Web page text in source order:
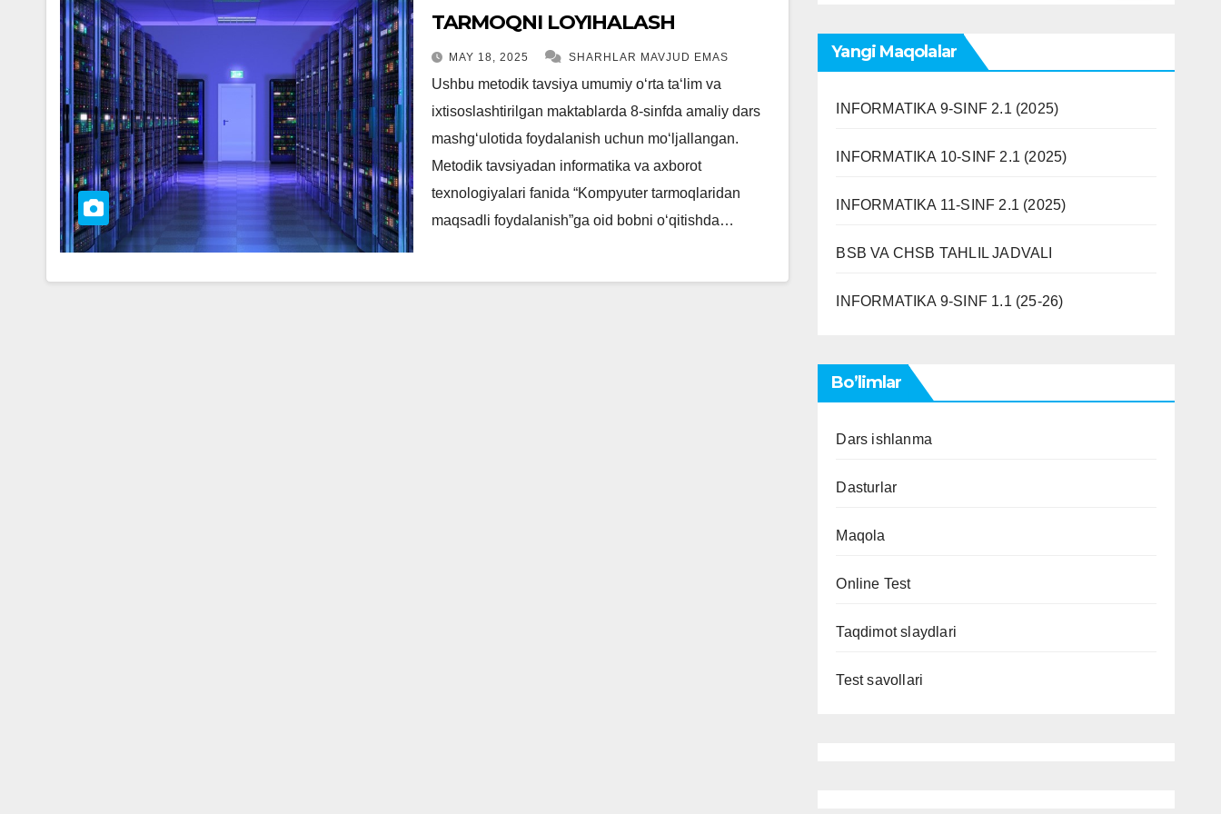
TARMOQNI LOYIHALASH
MAY 18, 2025 SHARHLAR MAVJUD EMAS
Ushbu metodik tavsiya umumiy oʻrta taʻlim va
ixtisoslashtirilgan maktablarda 8-sinfda amaliy dars
mashgʻulotida foydalanish uchun moʻljallangan.
Metodik tavsiyadan informatika va axborot
texnologiyalari fanida “Kompyuter tarmoqlaridan
maqsadli foydalanish”ga oid bobni oʻqitishda…
Yangi Maqolalar
INFORMATIKA 9-SINF 2.1 (2025)
INFORMATIKA 10-SINF 2.1 (2025)
INFORMATIKA 11-SINF 2.1 (2025)
BSB VA CHSB TAHLIL JADVALI
INFORMATIKA 9-SINF 1.1 (25-26)
Bo’limlar
Dars ishlanma
Dasturlar
Maqola
Online Test
Taqdimot slaydlari
Test savollari